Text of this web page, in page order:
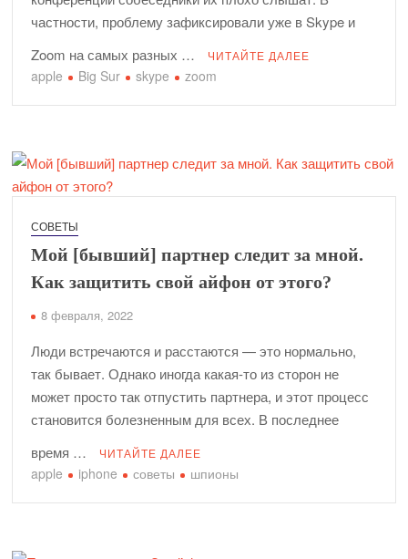
частности, проблему зафиксировали уже в Skype и
Zoom на самых разных …
ЧИТАЙТЕ ДАЛЕЕ
apple Big Sur skype zoom
СОВЕТЫ
Мой [бывший] партнер следит за мной.
Как защитить свой айфон от этого?
8 февраля, 2022
Люди встречаются и расстаются — это нормально,
так бывает. Однако иногда какая-то из сторон не
может просто так отпустить партнера, и этот процесс
становится болезненным для всех. В последнее
время …
ЧИТАЙТЕ ДАЛЕЕ
apple iphone советы шпионы